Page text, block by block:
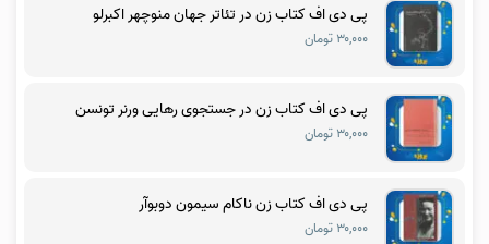
پی دی اف کتاب زن در تئاتر جهان منوچهر اکبرلو
۳۰,۰۰۰ تومان
پی دی اف کتاب زن در جستجوی رهایی ورنر تونسن
۳۰,۰۰۰ تومان
پی دی اف کتاب زن ناکام سیمون دوبوآر
۳۰,۰۰۰ تومان